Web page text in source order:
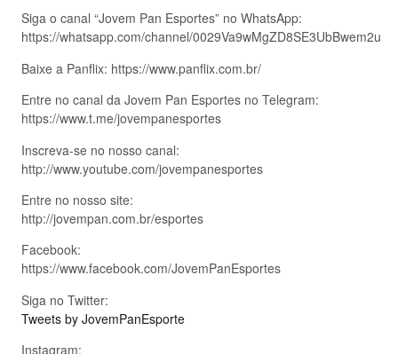
Siga o canal “Jovem Pan Esportes” no WhatsApp:
https://whatsapp.com/channel/0029Va9wMgZD8SE3UbBwem2u
Baixe a Panflix: https://www.panflix.com.br/
Entre no canal da Jovem Pan Esportes no Telegram:
https://www.t.me/jovempanesportes
Inscreva-se no nosso canal:
http://www.youtube.com/jovempanesportes
Entre no nosso site:
http://jovempan.com.br/esportes
Facebook:
https://www.facebook.com/JovemPanEsportes
Siga no Twitter:
Tweets by JovemPanEsporte
Instagram: